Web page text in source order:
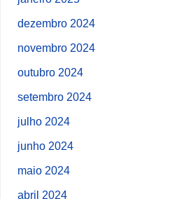
dezembro 2024
novembro 2024
outubro 2024
setembro 2024
julho 2024
junho 2024
maio 2024
abril 2024